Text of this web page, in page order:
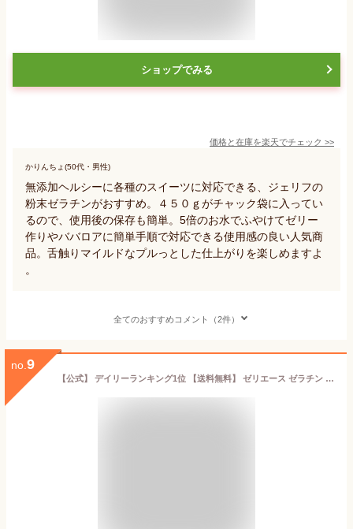
ショップでみる
価格と在庫を楽天でチェック >>
かりんちょ(50代・男性)
無添加ヘルシーに各種のスイーツに対応できる、ジェリフの
粉末ゼラチンがおすすめ。４５０ｇがチャック袋に入ってい
るので、使用後の保存も簡単。5倍のお水でふやけてゼリー
作りやババロアに簡単手順で対応できる使用感の良い人気商
品。舌触りマイルドなプルっとした仕上がりを楽しめますよ
。
全てのおすすめコメント（2件）
no. 9
【公式】 デイリーランキング1位 【送料無料】 ゼリエース ゼラチン ポイント消化 家庭用 ゼラチンパウダー 無添加 無着色 お菓子 製菓材料 ゼリー ババロア ムース プリン 冷菓 おやつ 料理 コラーゲン 〔プラスゼラチン 100g×3袋セット〕